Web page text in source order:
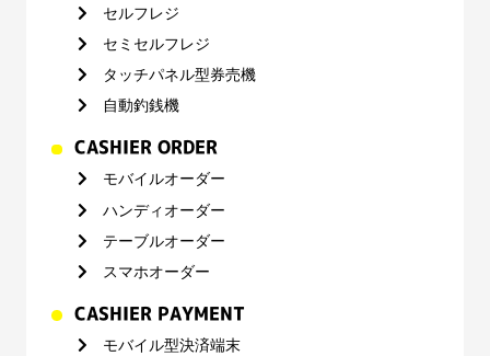
セルフレジ
セミセルフレジ
タッチパネル型券売機
自動釣銭機
CASHIER ORDER
モバイルオーダー
ハンディオーダー
テーブルオーダー
スマホオーダー
CASHIER PAYMENT
モバイル型決済端末